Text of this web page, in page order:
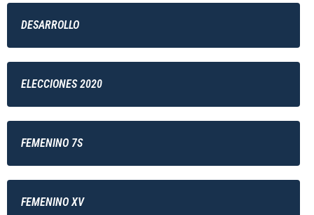
DESARROLLO
ELECCIONES 2020
FEMENINO 7S
FEMENINO XV